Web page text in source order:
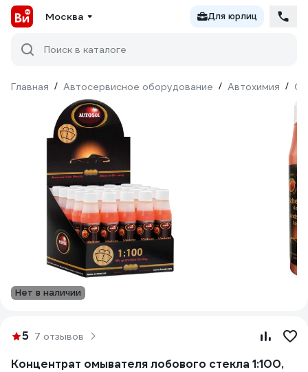
Москва Для юрлиц
Поиск в каталоге
Главная / Автосервисное оборудование / Автохимия /
Нет в наличии
5 7 отзывов
Концентрат омывателя лобового стекла 1:100,